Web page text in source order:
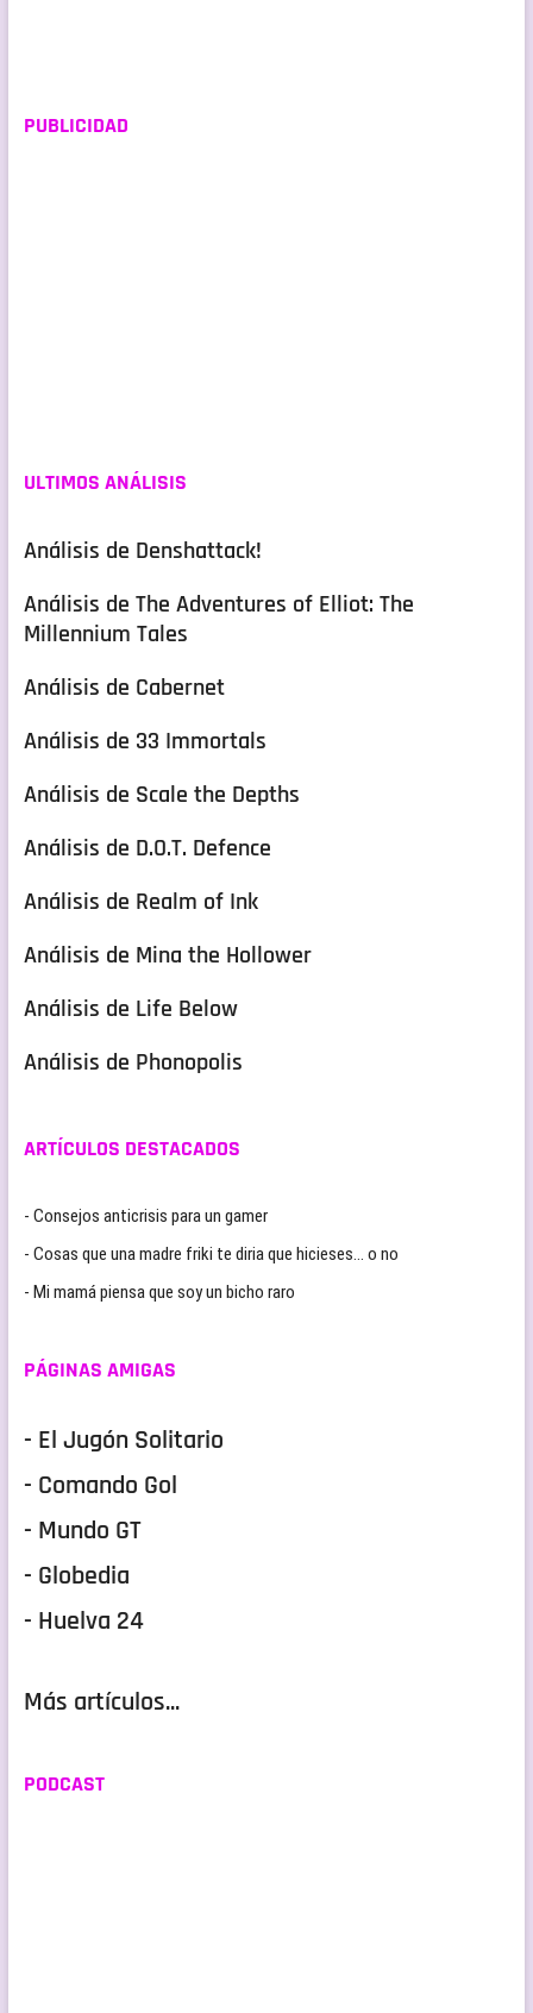
PUBLICIDAD
ULTIMOS ANÁLISIS
Análisis de Denshattack!
Análisis de The Adventures of Elliot: The
Millennium Tales
Análisis de Cabernet
Análisis de 33 Immortals
Análisis de Scale the Depths
Análisis de D.O.T. Defence
Análisis de Realm of Ink
Análisis de Mina the Hollower
Análisis de Life Below
Análisis de Phonopolis
ARTÍCULOS DESTACADOS
- Consejos anticrisis para un gamer
- Cosas que una madre friki te diria que hicieses… o no
- Mi mamá piensa que soy un bicho raro
PÁGINAS AMIGAS
- El Jugón Solitario
- Comando Gol
- Mundo GT
- Globedia
- Huelva 24
Más artículos...
PODCAST